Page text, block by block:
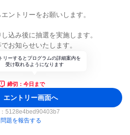
ントリーをお願いします。
込み後に抽選を実施します。
お知らせいたします。
リーするとプログラムの詳細案内を
受け取れるようになります
締切：今日まで
エントリー画面へ
5128e4bed90403b7
問題を報告する